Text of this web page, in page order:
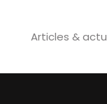
Articles &